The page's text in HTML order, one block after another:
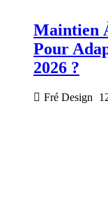
Maintien
Pour
2026 ?
Fré Design